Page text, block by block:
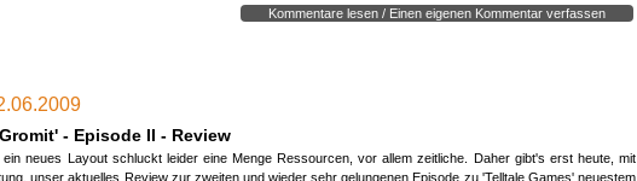
Kommentar erstellen:
Kommentare lesen / Einen eigenen Kommentar verfassen
Kommentar erstellen:
- Episode II - Review
ein neues Layout schluckt leider eine Menge Ressourcen, vor allem zeitliche. Daher gibt's erst heute, mit
unser aktuelles Review zur zweiten und wieder sehr gelungenen Episode zu 'Telltale Games' neuestem